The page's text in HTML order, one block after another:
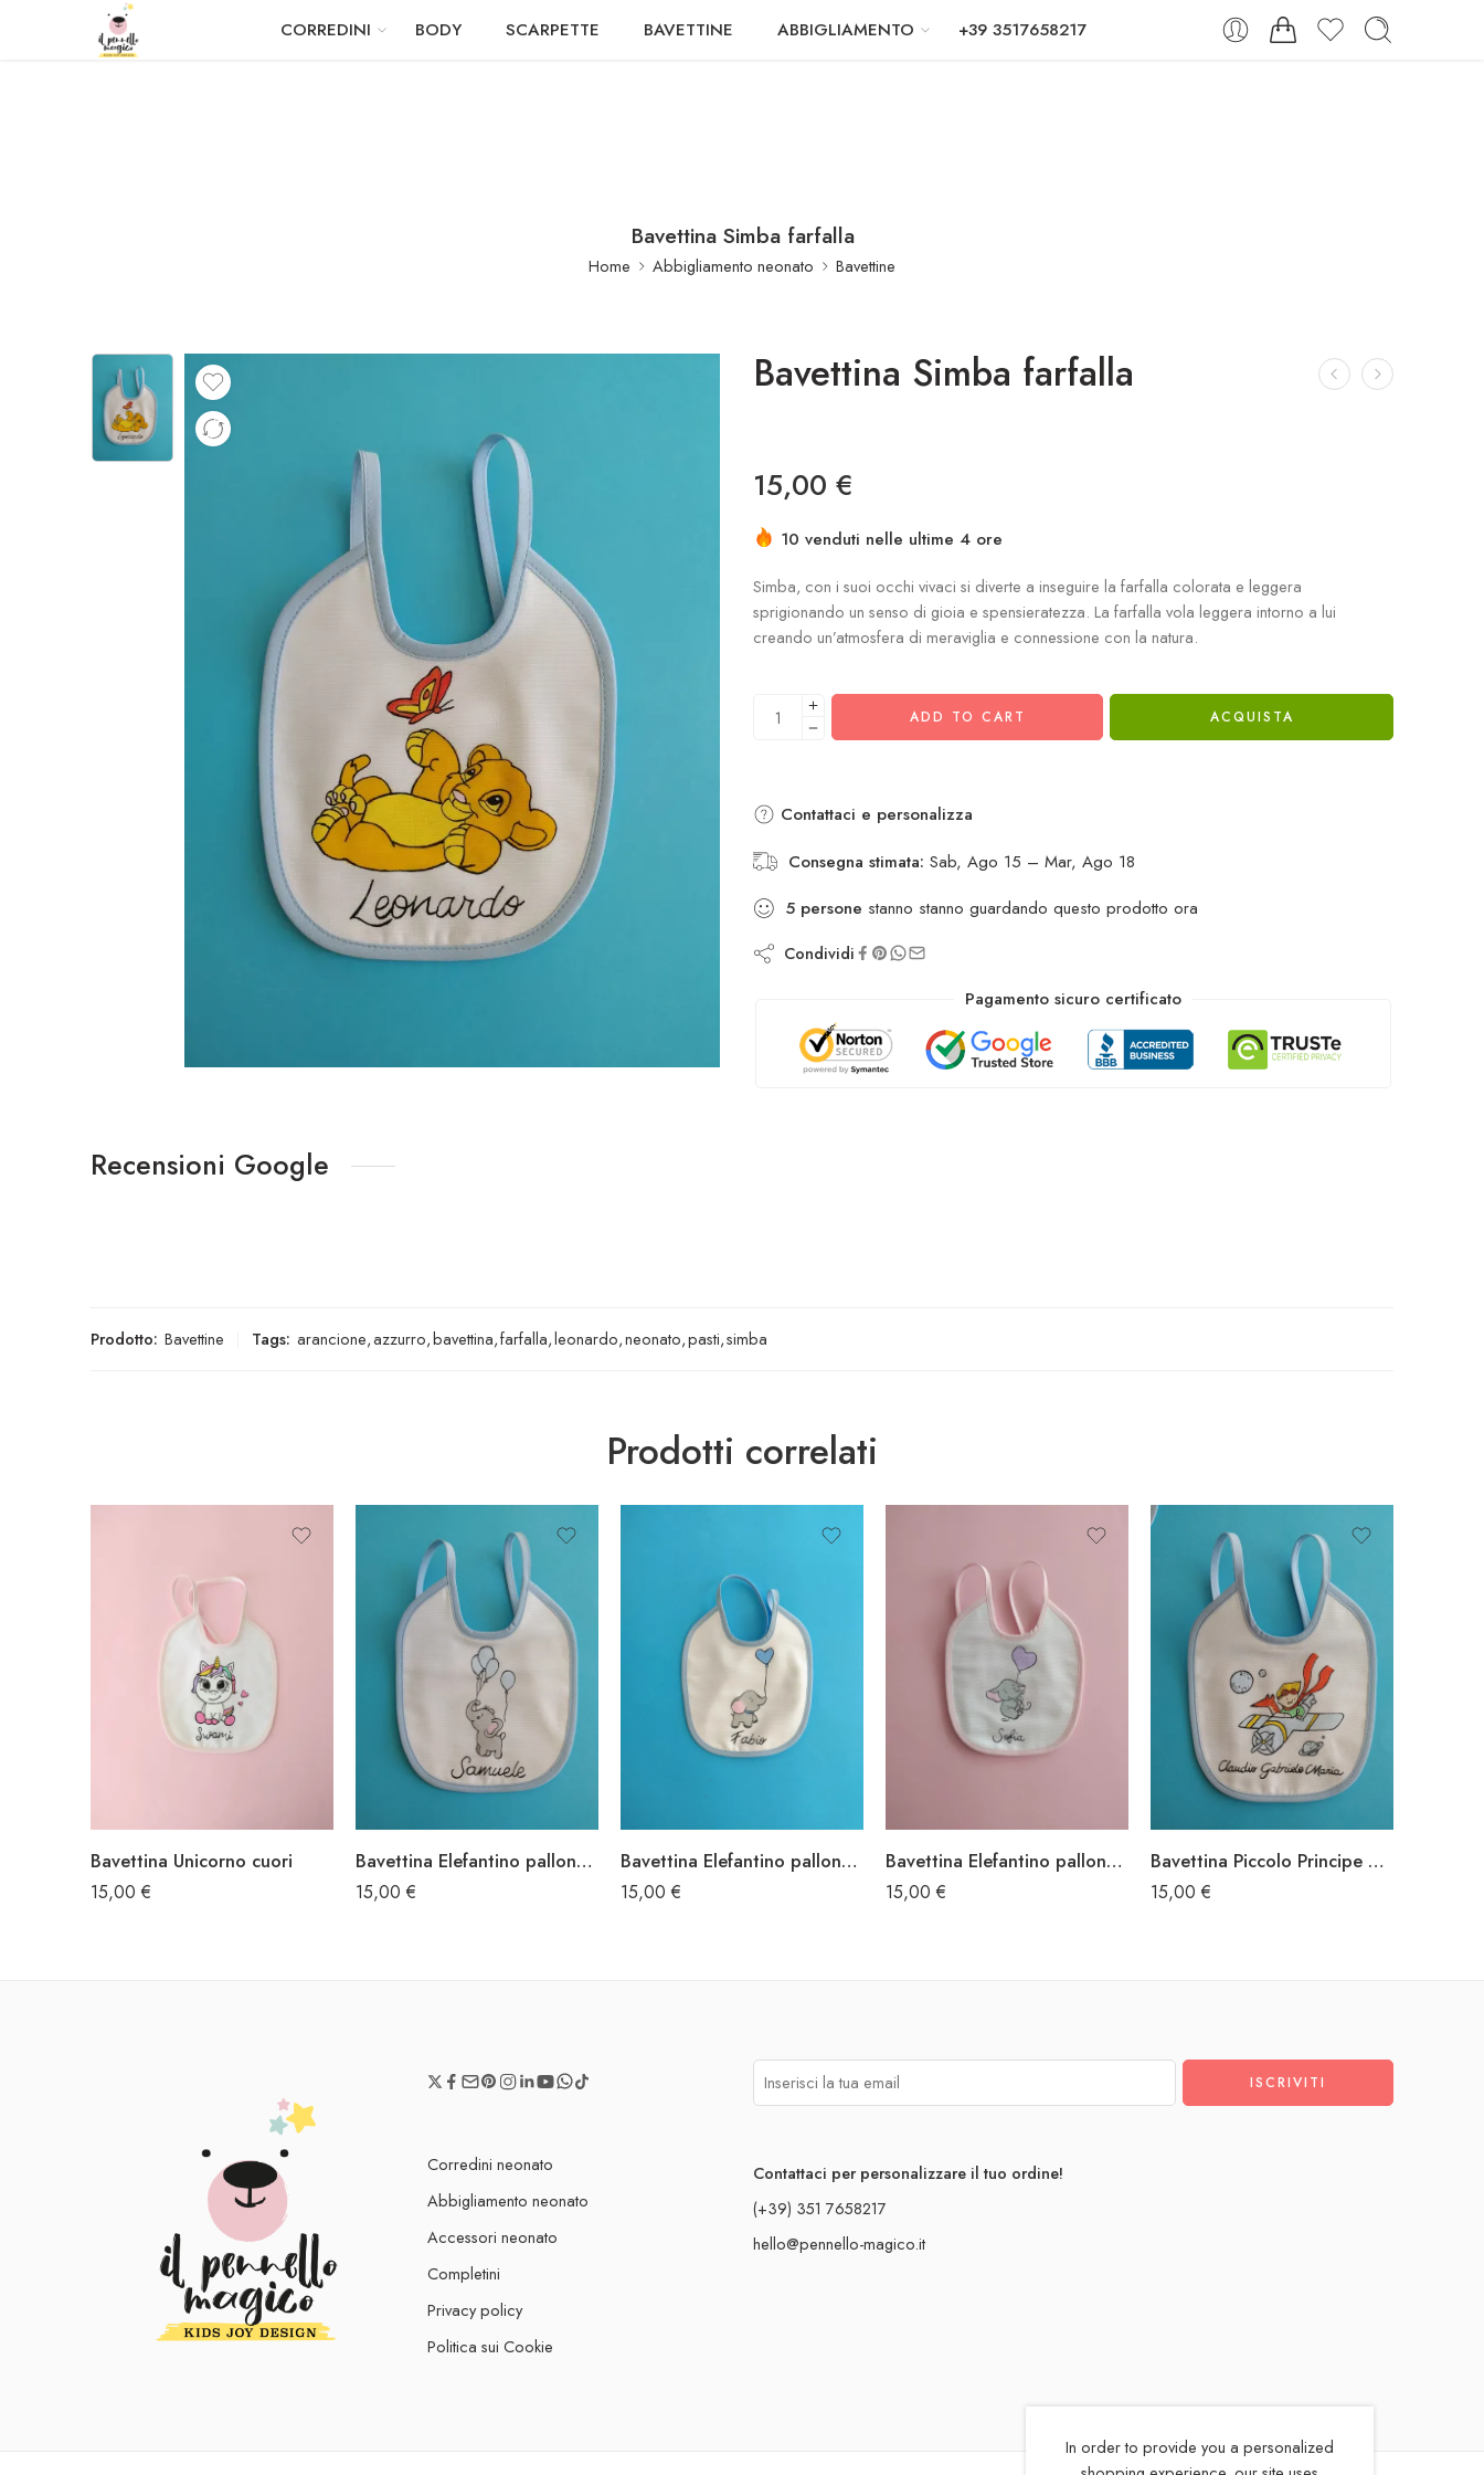
CORREDINI BODY SCARPETTE BAVETTINE ABBIGLIAMENTO +39 3517658217
Bavettina Simba farfalla
Home Abbigliamento neonato Bavettine
Bavettina Simba farfalla
15,00 €
10 venduti nelle ultime 4 ore
Simba, con i suoi occhi vivaci si diverte a inseguire la farfalla colorata e leggera
sprigionando un senso di gioia e spensieratezza. La farfalla vola leggera intorno a lui
creando un’atmosfera di meraviglia e connessione con la natura.
ADD TO CART ACQUISTA
Contattaci e personalizza
Consegna stimata: Sab, Ago 15 – Mar, Ago 18
5 persone stanno stanno guardando questo prodotto ora
Condividi
Pagamento sicuro certificato
Recensioni Google
Prodotto: Bavettine Tags: arancione,azzurro,bavettina,farfalla,leonardo,neonato,pasti,simba
Prodotti correlati
Bavettina Unicorno cuori
15,00 €
Bavettina Elefantino palloncino
15,00 €
Bavettina Elefantino palloncino blu
15,00 €
Bavettina Elefantino palloncino
15,00 €
Bavettina Piccolo Principe aereo
15,00 €
Corredini neonato
Abbigliamento neonato
Accessori neonato
Completini
Privacy policy
Politica sui Cookie
Contattaci per personalizzare il tuo ordine!
(+39) 351 7658217
hello@pennello-magico.it
In order to provide you a personalized